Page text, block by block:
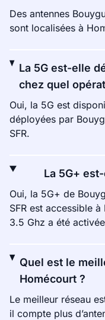
Des antennes
sont localisées à
La 5G est-elle
chez quel
Oui, la 5G est
déployées par
SFR.
La 5G+
Oui, la 5G+ de
SFR est accessible
3.5 Ghz a été
Quel est le
Homécourt ?
Le meilleur réseau
il compte plus